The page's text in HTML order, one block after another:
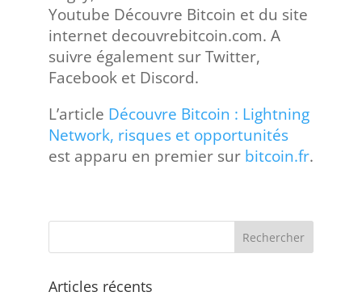
Youtube Découvre Bitcoin et du site
internet decouvrebitcoin.com. A
suivre également sur Twitter,
Facebook et Discord.
L’article Découvre Bitcoin : Lightning
Network, risques et opportunités
est apparu en premier sur bitcoin.fr.
Articles récents